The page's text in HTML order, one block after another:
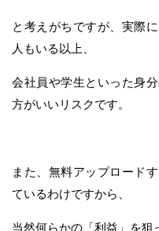
と考えがちですが、実際
人もいる以上、
会社員や学生といった身
方がいいリスクです。
また、無料アップロード
ているわけですから、
当然何らかの「利益」を狙